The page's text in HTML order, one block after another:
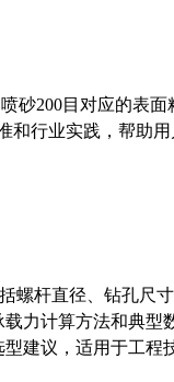
200目对应的表面
和行业实践，帮助
螺杆直径、钻孔尺
载力计算方法和典型
建议，适用于工程